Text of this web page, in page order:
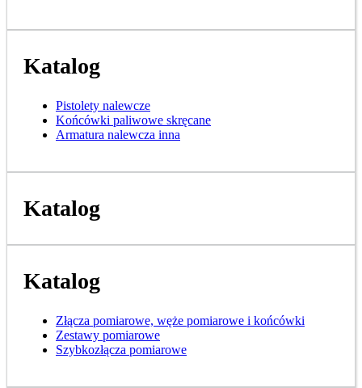
Katalog
Pistolety nalewcze
Końcówki paliwowe skręcane
Armatura nalewcza inna
Katalog
Katalog
Złącza pomiarowe, węże pomiarowe i końcówki
Zestawy pomiarowe
Szybkozłącza pomiarowe